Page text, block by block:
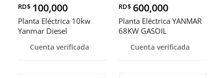
RD$ 100,000
Planta Eléctrica 10kw
Yanmar Diesel
Cuenta verificada
RD$ 600,000
Planta Eléctrica YANMAR
68KW GASOIL
Cuenta verificada